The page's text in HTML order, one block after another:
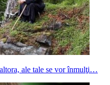
ale tale se vor înmulţi…